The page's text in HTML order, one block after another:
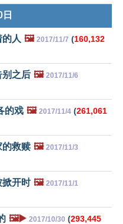
人 🖼️ 2017/11/7 (160,132
别之后 🖼️ 2017/11/6
的戏 🖼️ 2017/11/4 (261,061
的救赎 🖼️ 2017/11/3
掀开时 🖼️ 2017/11/1
🖼️▶️ 2017/10/30 (293,445